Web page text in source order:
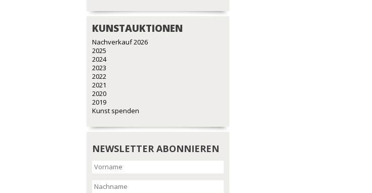
KUNSTAUKTIONEN
Nachverkauf 2026
2025
2024
2023
2022
2021
2020
2019
Kunst spenden
NEWSLETTER ABONNIEREN